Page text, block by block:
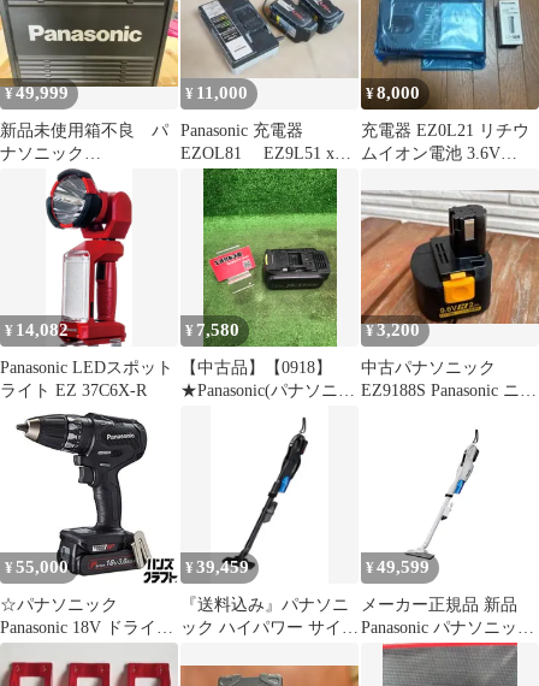
¥49,999
新品未使用箱不良 パ
ナソニック
EZ1PD1J18D-R 充電イ
ンパクトドライバー
¥ 11,000
Panasonic 充電器
EZOL81 EZ9L51 x2
個付 純正品セット
¥8,000
充電器 EZ0L21 リチウ
ムイオン電池 3.6V
¥ 14,082
Panasonic LEDスポット
ライト EZ 37C6X-R
¥ 7,580
【中古品】【0918】
★Panasonic(パナソニッ
ク) 18v5.0Ah電池パッ
クLJタイプ(適合充電器
EZ0L81) EZ9L54
ITHVQ9QZD6UG
¥3,200
中古パナソニック
EZ9188S Panasonic ニッ
¥ 55,000
☆パナソニック
Panasonic 18V ドライバ
ドリル EZ74A3PN2G-B
本体のみ バッテリ×2
¥39,459
『送料込み』パナソニ
ック ハイパワー サイク
¥ 49,599
メーカー正規品 新品
Panasonic パナソニック
工事用 充電サイクロン
式クリーナー